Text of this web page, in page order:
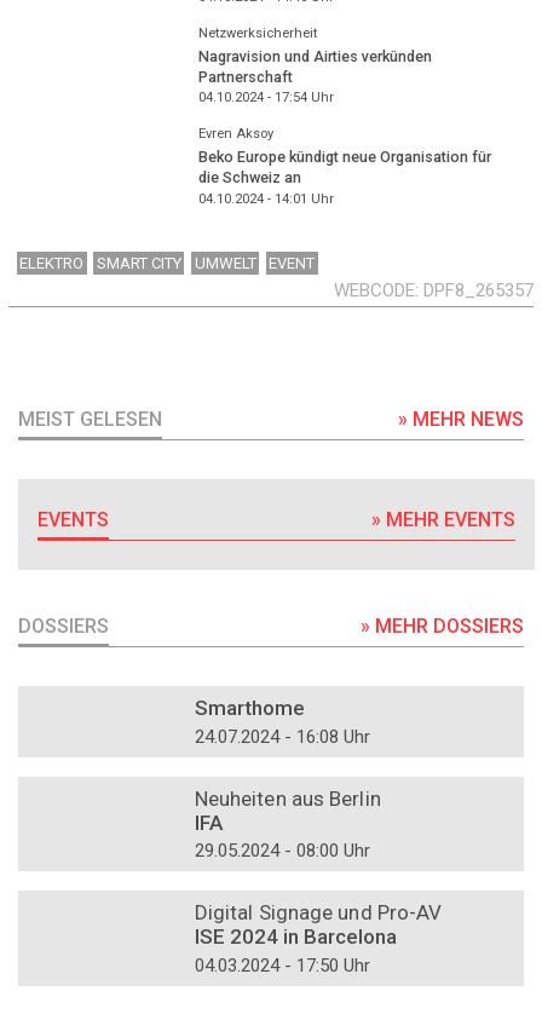
Netzwerksicherheit
Nagravision und Airties verkünden
Partnerschaft
04.10.2024 - 17:54Uhr
Evren Aksoy
Beko Europe kündigt neue Organisation für
die Schweiz an
04.10.2024 - 14:01 Uhr
ELEKTRO SMART CITY UMWELT EVENT
WEBCODE DPF8_265357
MEIST GELESEN » MEHR NEWS
EVENTS » MEHR EVENTS
DOSSIERS » MEHR DOSSIERS
Smarthome
24.07.2024 - 16:08 Uhr
Neuheiten aus Berlin
IFA
29.05.2024 - 08:00 Uhr
Digital Signage und Pro-AV
ISE 2024 in Barcelona
04.03.2024 - 17:50 Uhr